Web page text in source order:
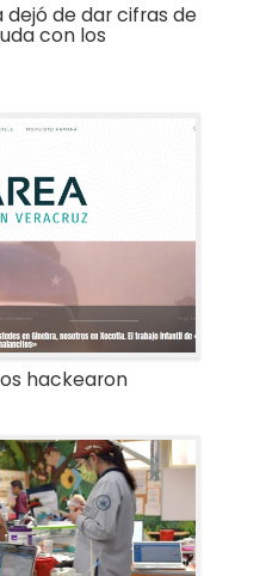
de dar cifras de
con los
hackearon